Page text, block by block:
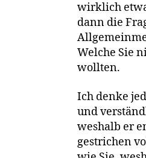
wirklich
dann die
Welche Sie
wollten.
Ich denke
und
weshalb er
gestrichen